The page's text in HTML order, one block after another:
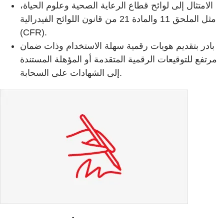
الامتثال إلى لوائح قطاع الرعاية الصحية وعلوم الحياة،
مثل الملحق 11 والمادة 21 من قانون اللوائح الفيدرالية
(CFR).
بادر بتقديم هويات رقمية سهلة الاستخدام وذات ضمان
مرتفع للتوقيعات الرقمية المتقدمة أو المؤهلة المستندة
إلى الشهادات على السحابة.